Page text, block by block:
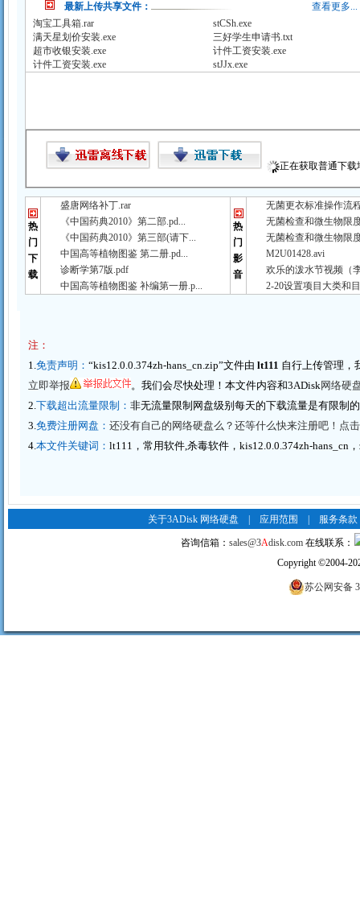
最新上传共享文件：
查看更多...
淘宝工具箱.rar
stCSh.exe
满天星划价安装.exe
三好学生申请书.txt
超市收银安装.exe
计件工资安装.exe
计件工资安装.exe
stJJx.exe
正在获取普通下载
热
门
下
载
盛唐网络补丁.rar
《中国药典2010》第二部.pd...
《中国药典2010》第三部(请下...
中国高等植物图鉴 第二册.pd...
诊断学第7版.pdf
中国高等植物图鉴 补编第一册.p...
热
门
影
音
无菌更衣标准操作流
无菌检查和微生物限
无菌检查和微生物限
M2U01428.avi
欢乐的泼水节视频（
2-20设置项目大类和
注：
1.免责声明：“kis12.0.0.374zh-hans_cn.zip”文件由lt111 自行上传管理，
立即举报
。我们会尽快处理！本文件内容和3ADisk网络硬
2.下载超出流量限制：非无流量限制网盘级别每天的下载流量是有限制
3.免费注册网盘：还没有自己的网络硬盘么？还等什么快来注册吧！点
4.本文件关键词：lt111，常用软件,杀毒软件，kis12.0.0.374zh-hans_cn
关于3ADisk 网络硬盘 |应用范围 服务条款
咨询信箱：sales@3Adisk.com 在线联系：
Copyright©2004-
苏公网安备